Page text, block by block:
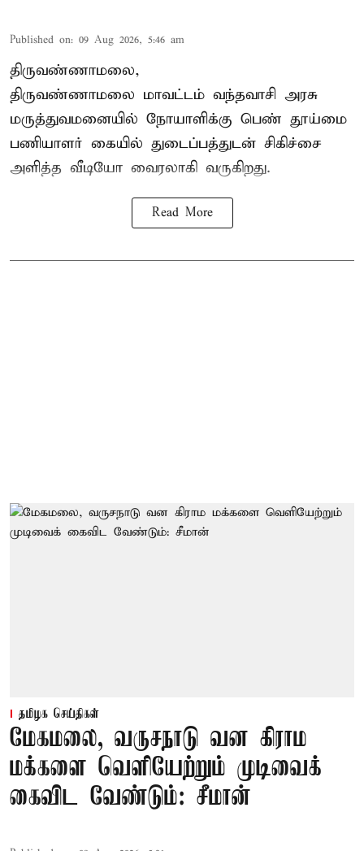
Published on: 09 Aug 2026, 5:46 am
திருவண்ணாமலை,
திருவண்ணாமலை மாவட்டம் வந்தவாசி அரசு
மருத்துவமனையில் நோயாளிக்கு பெண் தூய்மை
பணியாளர் கையில் துடைப்பத்துடன் சிகிச்சை
அளித்த வீடியோ வைரலாகி வருகிறது.
Read More
தமிழக செய்திகள்
மேகமலை, வருசநாடு வன கிராம
மக்களை வெளியேற்றும் முடிவைக்
கைவிட வேண்டும்: சீமான்